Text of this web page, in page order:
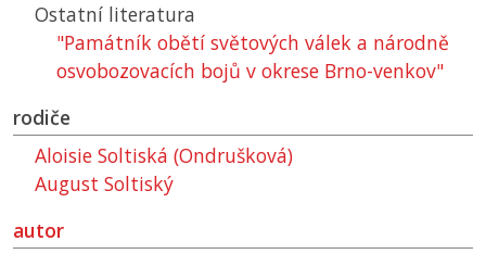
Ostatní literatura
"Památník obětí světových válek a národně
osvobozovacích bojů v okrese Brno-venkov"
rodiče
Aloisie Soltiská (Ondrušková)
August Soltiský
autor